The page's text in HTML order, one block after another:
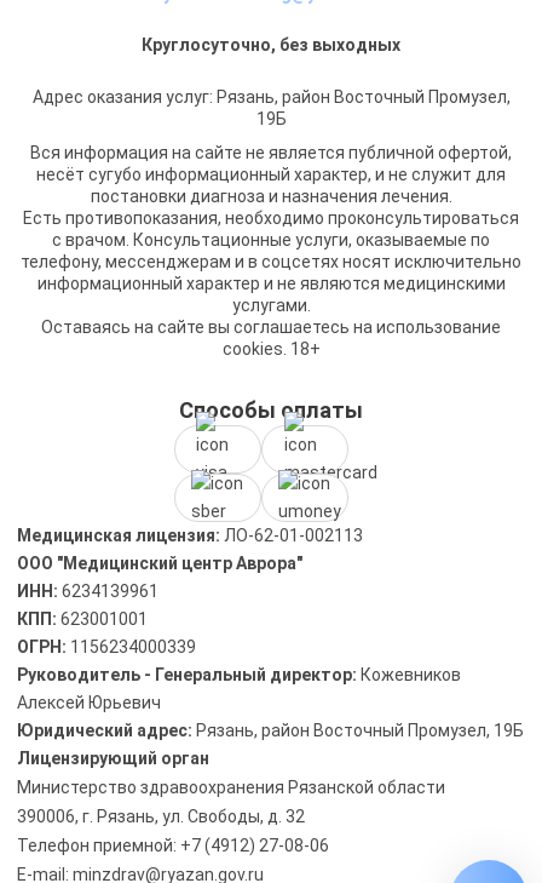
Круглосуточно, без выходных
Адрес оказания услуг: Рязань, район Восточный Промузел,
19Б
Вся информация на сайте не является публичной офертой,
несёт сугубо информационный характер, и не служит для
постановки диагноза и назначения лечения.
Есть противопоказания, необходимо проконсультироваться
с врачом. Консультационные услуги, оказываемые по
телефону, мессенджерам и в соцсетях носят исключительно
информационный характер и не являются медицинскими
услугами.
Оставаясь на сайте вы соглашаетесь на использование
cookies. 18+
Медицинская лицензия: ЛО-62-01-002113
ООО "Медицинский центр Аврора"
ИНН: 6234139961
КПП: 623001001
ОГРН: 1156234000339
Руководитель - Генеральный директор: Кожевников
Алексей Юрьевич
Юридический адрес: Рязань, район Восточный Промузел, 19Б
Лицензирующий орган
Министерство здравоохранения Рязанской области
390006, г. Рязань, ул. Свободы, д. 32
Телефон приемной: +7 (4912) 27-08-06
E-mail: minzdrav@ryazan.gov.ru
Способы оплаты